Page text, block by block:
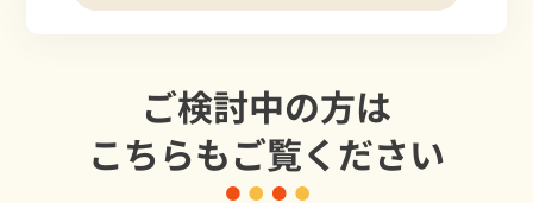
ご検討中の方は
こちらもご覧ください